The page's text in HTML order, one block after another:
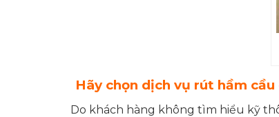
Hãy chọn dịch vụ rút hầm
Do khách hàng không tìm hiểu kỹ